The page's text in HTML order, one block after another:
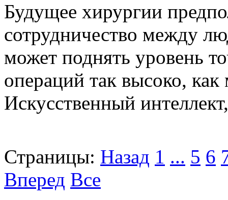
Будущее хирургии
сотрудничество между
может поднять уровень
операций так высоко,
Искусственный
Страницы: Назад 1 ... 5 6
Вперед Все